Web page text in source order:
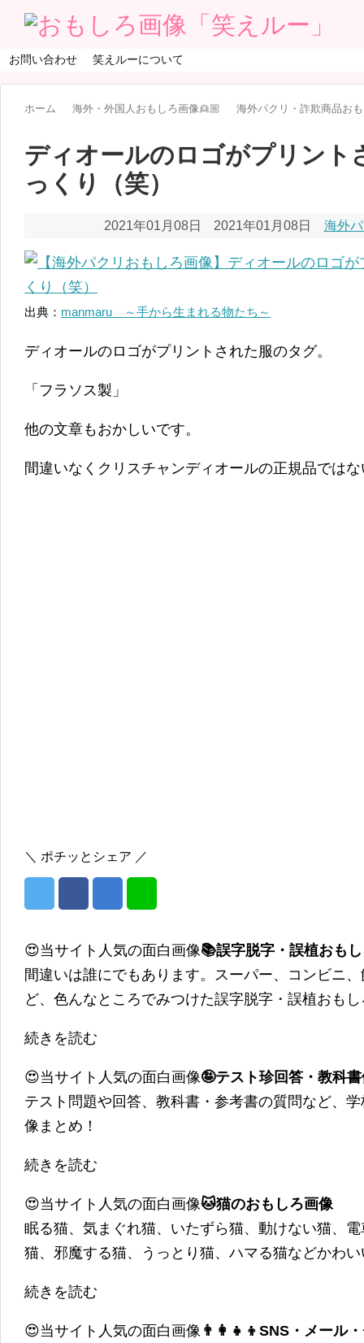
お問い合わせ 笑えルーについて
ホーム 海外・外国人おもしろ画像👱🏼 海外パクリ・詐欺商品おも
ディオールのロゴがプリント
っくり（笑）
2021年01月08日 2021年01月08日 海外
出典： manmaru ～手から生まれる物たち～
ディオールのロゴがプリントされた服のタグ。
「フラソス製」
他の文章もおかしいです。
間違いなくクリスチャンディオールの正規品では
＼ ポチッとシェア ／
😍当サイト人気の面白画像📚誤字脱字・誤植おも
間違いは誰にでもあります。スーパー、コンビニ
ど、色んなところでみつけた誤字脱字・誤植おも
続きを読む
😍当サイト人気の面白画像🤪テスト珍回答・教科
テスト問題や回答、教科書・参考書の質問など、
像まとめ！
続きを読む
😍当サイト人気の面白画像🐱猫のおもしろ画像
眠る猫、気まぐれ猫、いたずら猫、動けない猫、
猫、邪魔する猫、うっとり猫、ハマる猫などかわ
続きを読む
😍当サイト人気の面白画像 👨‍👩‍👧‍👦SNS・メール